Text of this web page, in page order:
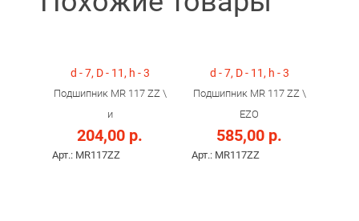
d - 7, D - 11, h - 3
Подшипник MR 117 ZZ \
и
204,00 р.
Арт.: MR117ZZ
d - 7, D - 11, h - 3
Подшипник MR 117 ZZ \
EZO
585,00 р.
Арт.: MR117ZZ